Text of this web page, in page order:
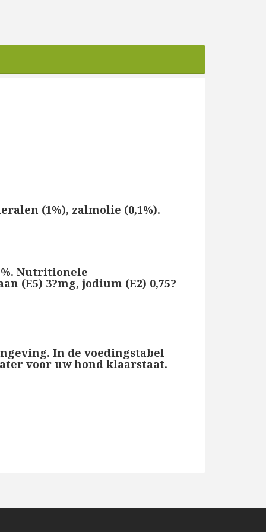
(1%), zalmolie (0,1%).
Nutritionele
(E5) 3?mg, jodium (E2) 0,75?
In de voedingstabel
voor uw hond klaarstaat.